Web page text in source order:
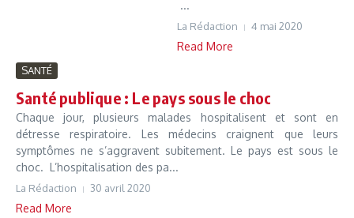
...
La Rédaction 4 mai 2020
Read More
SANTÉ
Santé publique : Le pays sous le choc
Chaque jour, plusieurs malades hospitalisent et sont en
détresse respiratoire. Les médecins craignent que leurs
symptômes ne s’aggravent subitement. Le pays est sous le
choc. L’hospitalisation des pa...
La Rédaction 30 avril 2020
Read More